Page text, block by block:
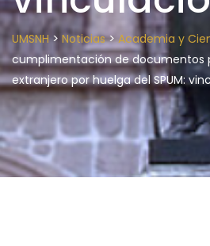
UMSNH> Noticias>Academia y
cumplimentación de documentos
extranjero por huelga del SPUM: